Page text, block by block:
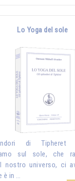
Lo Yoga del sole
di Tipheret
sul sole, che
nostro universo, ci
è in …